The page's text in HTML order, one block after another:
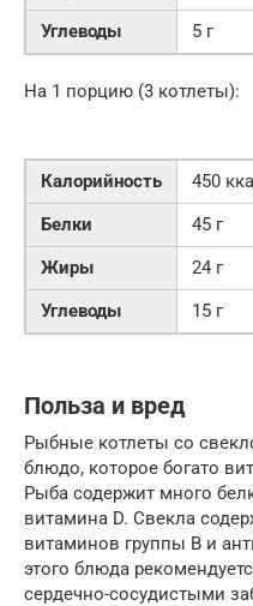
Углеводы
5 г
На 1 порцию (3 котлеты):
Калорийность
450
Белки
45 г
Жиры
24 г
Углеводы
15 г
Польза и вред
Рыбные котлеты со
блюдо, которое богато
Рыба содержит много
витамина D. Свекла
витаминов группы B и
этого блюда
сердечно-сосудистыми